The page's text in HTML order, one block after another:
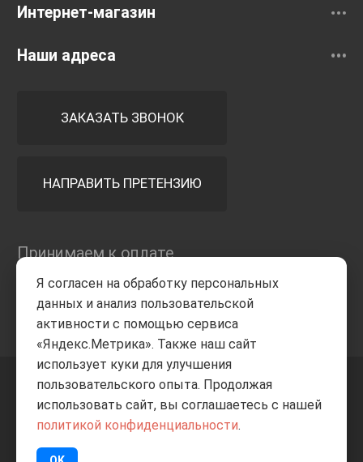
Интернет-магазин
Наши адреса
ЗАКАЗАТЬ ЗВОНОК
НАПРАВИТЬ ПРЕТЕНЗИЮ
Принимаем к оплате
+7 8332205-805 ВВЕРХ
ИП Баранов А.С. 2026
Я согласен на обработку персональных
данных и анализ пользовательской
активности с помощью сервиса
«Яндекс.Метрика». Также наш сайт
использует куки для улучшения
пользовательского опыта. Продолжая
использовать сайт, вы соглашаетесь с нашей
политикой конфиденциальности.